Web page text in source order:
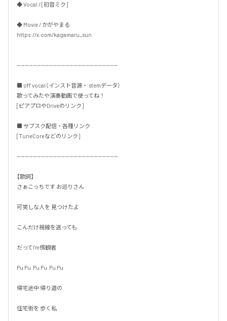
◆ Vocal / [初音ミク]
◆ Movie / かがやまる
https://x.com/kagamaru_sun
--------------------------------------------------
■ off vocal（インスト音源・ stemデータ）
歌ってみたや演奏動画で使ってね！
[ピアプロやDriveのリンク]
■ サブスク配信・各種リンク
[TuneCoreなどのリンク]
--------------------------------------------------
【歌詞】
さぁこっちです お巡りさん
可笑しな人を 見つけたよ
こんだけ視線を送っても
だってI'm傍観者
Pu Pu  Pu Pu  Pu Pu
帰宅途中 帰り道の
住宅街を 歩く私